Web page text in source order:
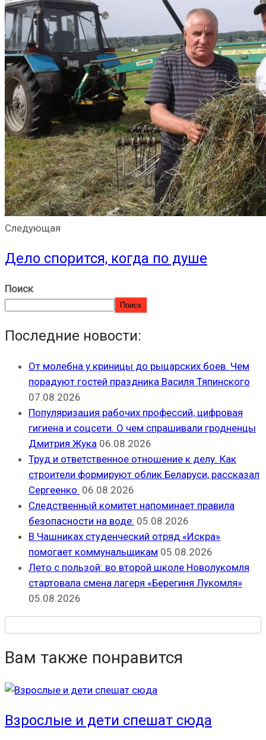
Следующая
Дело спорится, когда по душе
Поиск
Поиск
Последние новости:
От молебна у криницы до рыцарских боев. Чем
порадуют гостей праздника Василя Тяпинского
07.08.2026
Популяризация рабочих профессий, цифровая
гигиена и соцсети. О чем спрашивали гродненцы
Дмитрия Жука 06.08.2026
Труд и ответственное отношение к делу. Как
строители формируют облик Беларуси, рассказал
Сергеенко 06.08.2026
Следственный комитет напоминает правила
безопасности на воде: 05.08.2026
В Чашниках студенческий отряд «Искра»
помогает коммунальщикам 05.08.2026
Лето с пользой: во второй школе Новолукомля
стартовала смена лагеря «Берегиня Лукомля»
05.08.2026
Вам также понравится
Взрослые и дети спешат сюда